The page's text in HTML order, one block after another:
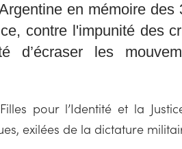
en mémoire
contre l'impunité des
d’écraser les
pour l’Identité et la
exilées de la dictature